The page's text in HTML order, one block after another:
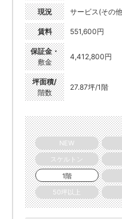
現況 サービス(その
賃料 551,600円
保証金・
敷金
4,412,800円
坪面積/
階数
27.87坪/1階
NEW
スケルトン
1階
50坪以上